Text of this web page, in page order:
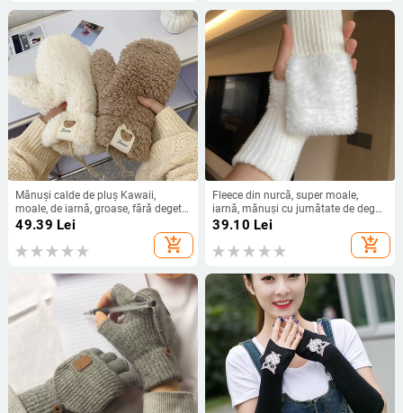
Mănuși calde de pluș Kawaii,
moale, de iarnă, groase, fără degete,
coreeane, ursuleți japonezi, cu funii,
ocazional, mănuși de călărie în aer
liber, calde
49.39 Lei
add_shopping_cart
Fleece din nurcă, super moale,
iarnă, mănuși cu jumătate de deget,
femei, calde de lux, din pluș,
tricotate, fără degete, mănuși
pentru încheietura mâinii pentru
39.10 Lei
add_shopping_cart